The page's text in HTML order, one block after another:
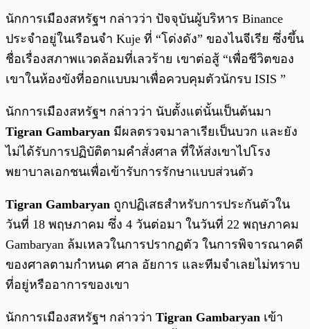
นักการเมืองสหรัฐฯ กล่าวว่า ปัจจุบันผู้บริหาร Binance
ประจำอยู่ในเรือนจำ Kuje ที่ “โด่งดัง” ของไนจีเรีย ซึ่งขึ้น
ชื่อเรื่องสภาพแวดล้อมที่เลวร้าย เขาต่อสู้ “เพื่อชีวิตของ
เขาในห้องขังที่ออกแบบมาเพื่อควบคุมตัวนักรบ ISIS ”
นักการเมืองสหรัฐฯ กล่าวว่า นับตั้งแต่นั้นเป็นต้นมา
Tigran Gambaryan มีผลตรวจมาลาเรียเป็นบวก และยัง
ไม่ได้รับการปฏิบัติตามคำสั่งศาล ที่ให้ส่งเขาไปโรง
พยาบาลเอกชนเพื่อเข้ารับการรักษาแบบส่วนตัว
Tigran Gambaryan ถูกปฏิเสธสำหรับการประกันตัวใน
วันที่ 18 พฤษภาคม ซึ่ง 4 วันต่อมา ในวันที่ 22 พฤษภาคม
Gambaryan ล้มเหลวในการปรากฏตัว ในการพิจารณาคดี
ของศาลตามกำหนด ศาล อัยการ และทีมจำเลยไม่ทราบ
ที่อยู่หรืออาการของเขา
นักการเมืองสหรัฐฯ กล่าวว่า Tigran Gambaryan เข้า